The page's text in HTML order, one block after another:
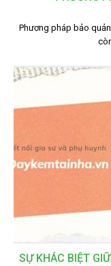
Phương pháp bảo
SỰ KHÁC BIỆT